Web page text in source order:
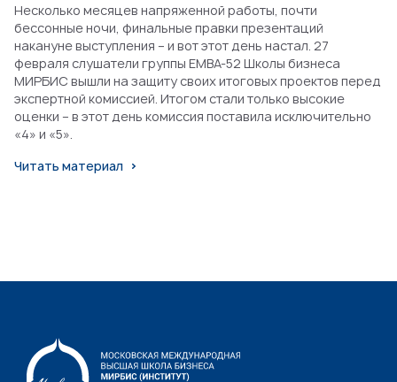
Несколько месяцев напряженной работы, почти
бессонные ночи, финальные правки презентаций
накануне выступления – и вот этот день настал. 27
февраля слушатели группы EMBA-52 Школы бизнеса
МИРБИС вышли на защиту своих итоговых проектов перед
экспертной комиссией. Итогом стали только высокие
оценки – в этот день комиссия поставила исключительно
«4» и «5».
Читать материал